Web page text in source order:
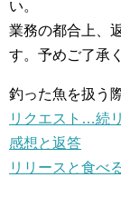
い。
業務の都合上、
す。予めご了承
釣った魚を扱う
リクエスト…続
感想と返答
リリースと食べ